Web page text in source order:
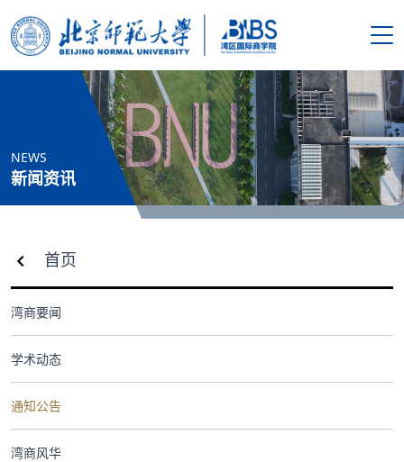
搜索
学院概况
师资队伍
人才培养
科学研究
合作交流
NEWS
新闻资讯
首页
湾商要闻
学术动态
通知公告
湾商风华